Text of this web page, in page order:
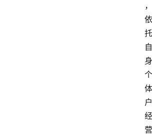
，
依
托
自
身
个
体
户
经
营